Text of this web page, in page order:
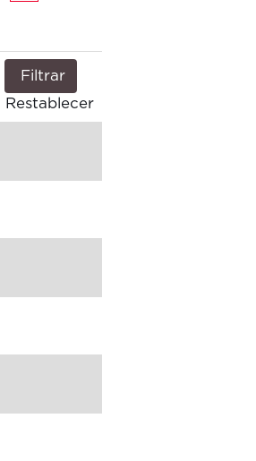
Restablecer